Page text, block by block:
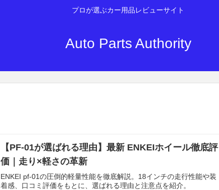
プロが選ぶカー用品レビューサイト
Auto Parts Authority
【PF-01が選ばれる理由】最新 ENKEIホイール徹底評
価｜走り×軽さの革新
ENKEI pf-01の圧倒的軽量性能を徹底解説。18インチの走行性能や装
着感、口コミ評価をもとに、選ばれる理由と注意点を紹介。